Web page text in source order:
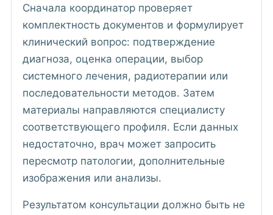
Сначала координатор проверяет
комплектность документов и формулирует
клинический вопрос: подтверждение
диагноза, оценка операции, выбор
системного лечения, радиотерапии или
последовательности методов. Затем
материалы направляются специалисту
соответствующего профиля. Если данных
недостаточно, врач может запросить
пересмотр патологии, дополнительные
изображения или анализы.
Результатом консультации должно быть не